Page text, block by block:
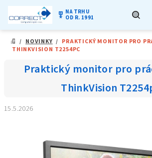
obsah
military_tech NA TRHU
OD R. 1991
DOMŮ
/ NOVINKY / PRAKTICKÝ MONITOR PRO
THINKVISION T2254PC
Praktický monitor pro
ThinkVision
15.5.2026